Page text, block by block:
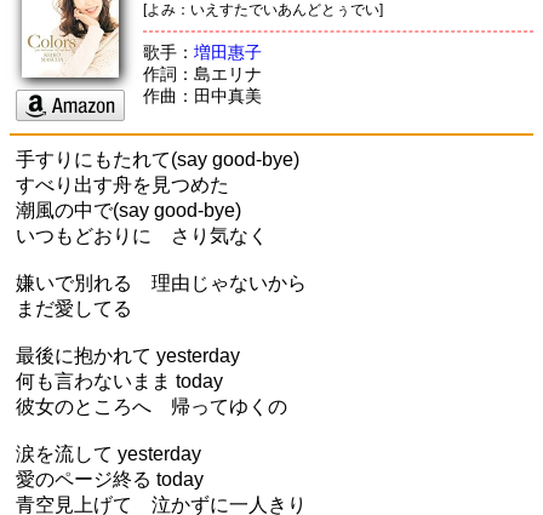
[よみ：いえすたでいあんどとぅでい]
歌手： 増田惠子
作詞：島エリナ
作曲：田中真美
手すりにもたれて(say good-bye)
すべり出す舟を見つめた
潮風の中で(say good-bye)
いつもどおりに さり気なく
嫌いで別れる 理由じゃないから
まだ愛してる
最後に抱かれて yesterday
何も言わないまま today
彼女のところへ 帰ってゆくの
涙を流して yesterday
愛のページ終る today
青空見上げて 泣かずに一人きり